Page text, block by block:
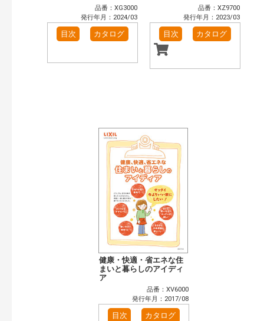
品番：XG3000
発行年月：2024/03
目次 カタログ
品番：XZ9700
発行年月：2023/03
目次 カタログ
健康・快適・省エネな住
まいと暮らしのアイディ
ア
品番：XV6000
発行年月：2017/08
目次 カタログ